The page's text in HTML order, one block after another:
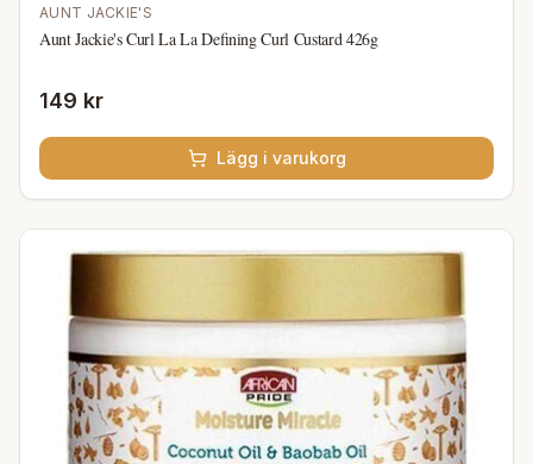
AUNT JACKIE'S
Aunt Jackie's Curl La La Defining Curl Custard 426g
149 kr
Lägg i varukorg